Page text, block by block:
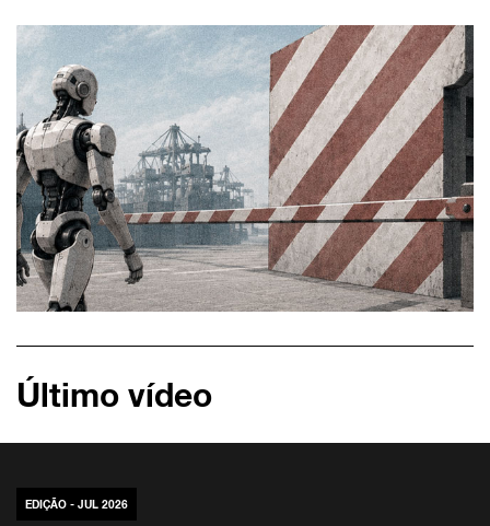
Último vídeo
EDIÇÃO - JUL 2026